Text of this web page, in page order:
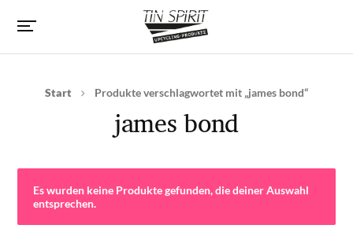
Start Produkte verschlagwortet mit „james bond“
james bond
Es wurden keine Produkte gefunden, die deiner Auswahl
entsprechen.